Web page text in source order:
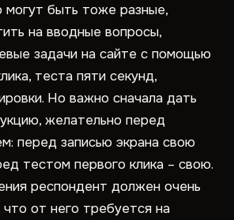
могут быть тоже разные,
на вводные вопросы,
задачи на сайте с помощью
теста пяти секунд,
Но важно сначала дать
желательно перед
перед записью экрана свою
тестом первого клика – свою.
респондент должен очень
что от него требуется на